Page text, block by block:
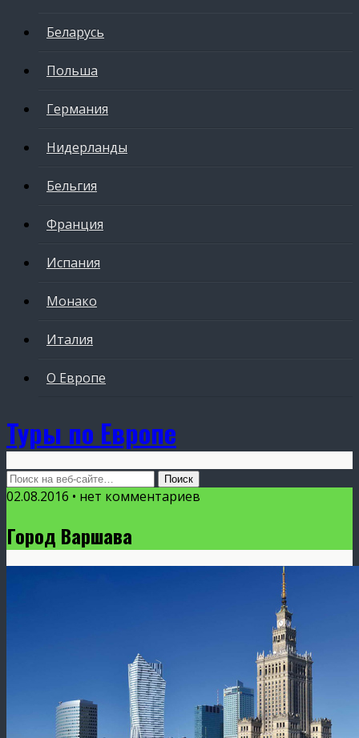
Беларусь
Польша
Германия
Нидерланды
Бельгия
Франция
Испания
Монако
Италия
О Европе
Туры по Европе
02.08.2016 • нет комментариев
Город Варшава